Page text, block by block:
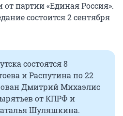
от партии «Единая Россия».
состоится 2 сентября
состоятся 8
и Распутина по 22
Дмитрий Михаэлис
от КПРФ и
Шуляшкина.